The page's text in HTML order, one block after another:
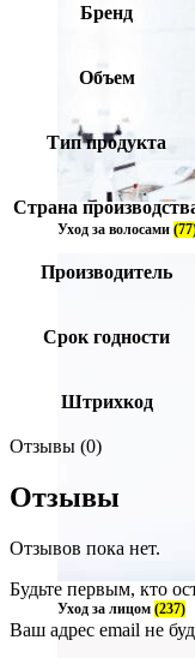
Уход за волосами
Уход за лицом (237)
Бренд
Объем
Тип продукта
Страна
Производитель
Срок годности
Штрихкод
Отзывы (0)
Отзывы
Отзывов пока нет.
Будьте первым, кто
Ваш адрес email не